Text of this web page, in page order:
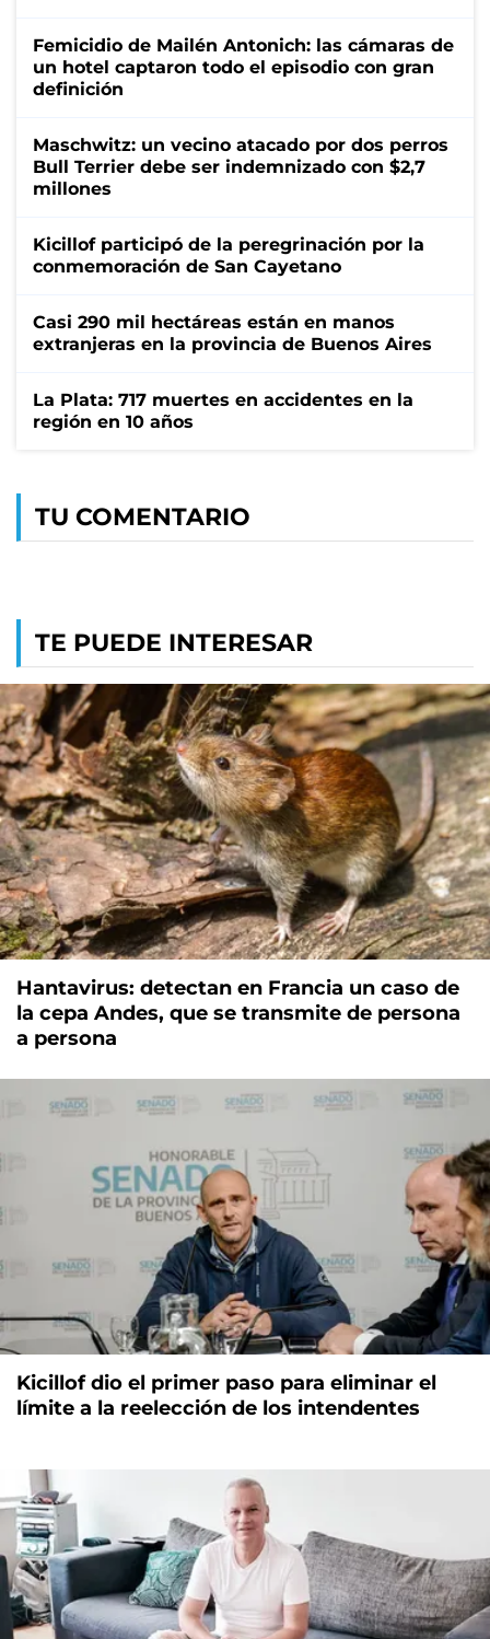
Femicidio de Mailén Antonich: las cámaras de
un hotel captaron todo el episodio con gran
definición
Maschwitz: un vecino atacado por dos perros
Bull Terrier debe ser indemnizado con $2,7
millones
Kicillof participó de la peregrinación por la
conmemoración de San Cayetano
Casi 290 mil hectáreas están en manos
extranjeras en la provincia de Buenos Aires
La Plata: 717 muertes en accidentes en la
región en 10 años
TU COMENTARIO
TE PUEDE INTERESAR
Hantavirus: detectan en Francia un caso de
la cepa Andes, que se transmite de persona
a persona
Kicillof dio el primer paso para eliminar el
límite a la reelección de los intendentes